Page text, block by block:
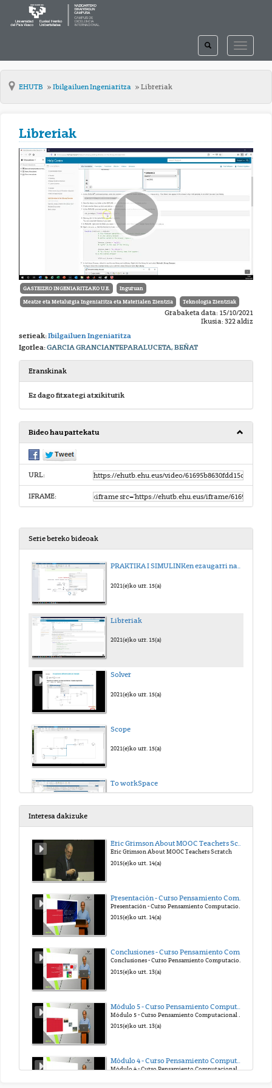
TOGGLE
TOGGLE
SEARCH
EHUTB Ibilgailuen Ingeniaritza Libreriak
Libreriak
GASTEIZKO INGENIARITZAKO U.E. Inguruan
Meatze eta Metalurgia Ingeniaritza eta Materialen Zientzia Teknologia Zientziak
Grabaketa data: 15/10/2021
Ikusia: 322 aldiz
serieak:Ibilgailuen Ingeniaritza
Igorlea:GARCIA GRANCIANTEPARALUCETA, BEÑAT
Eranskinak
Ez dago fitxategi atxikiturik
Bideo hau partekatu
URL:
IFRAME:
Serie bereko bideoak
PRAKTIKA I SIMULINKen ezaugarri nagusienak
2021(e)ko urr. 15(a)
Libreriak
2021(e)ko urr. 15(a)
Solver
2021(e)ko urr. 15(a)
Scope
2021(e)ko urr. 15(a)
To workSpace
Interesa dakizuke
Eric Grimson About MOOC Teachers Scratch
Eric Grimson About MOOC Teachers Scratch
2015(e)ko urt. 14(a)
Presentación - Curso Pensamiento Computacional en la Escuela
2015(e)ko urt. 14(a)
Conclusiones - Curso Pensamiento Computacional en la Escuela
Conclusiones - Curso Pensamiento Computacional en la Escuela
2015(e)ko urt. 13(a)
Módulo 5 - Curso Pensamiento Computacional en la Escuela
2015(e)ko urt. 13(a)
Módulo 4 - Curso Pensamiento Computacional en la Escuela
Módulo 4 - Curso Pensamiento Computacional en la Escuela